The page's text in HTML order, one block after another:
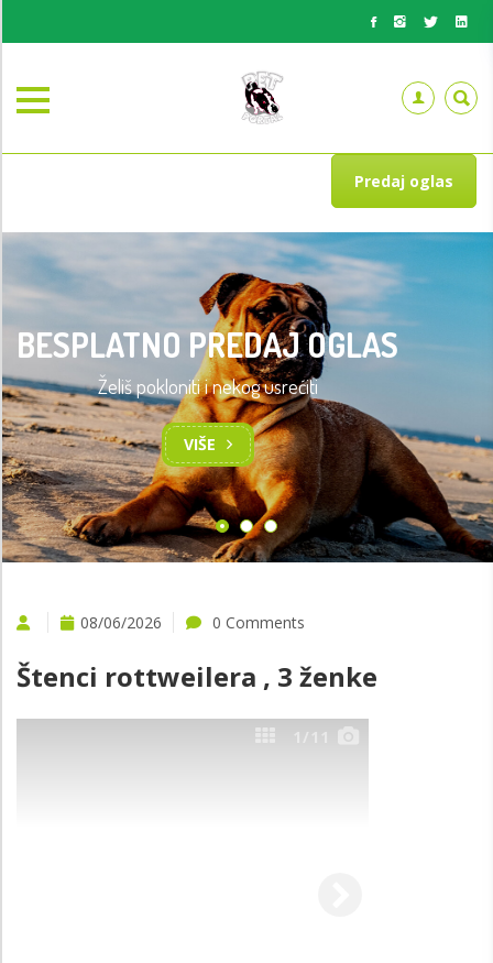
Predaj oglas
BESPLATNO PREDAJ OGLAS
Želiš pokloniti i nekog usrećiti
VIŠE
08/06/2026 0 Comments
Štenci rottweilera , 3 ženke
1 /11